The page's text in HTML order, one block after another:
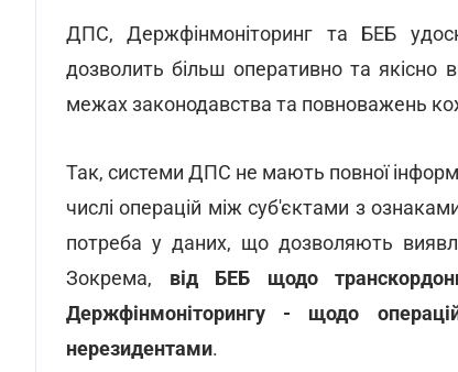
ДПС, Держфінмоніторинг та БЕБ
дозволить більш оперативно та якісно
межах законодавства та повноважень
Так, системи ДПС не мають повної
числі операцій між суб'єктами з
потреба у даних, що дозволяють
Зокрема, від БЕБ щодо
Держфінмоніторингу - щодо
нерезидентами.